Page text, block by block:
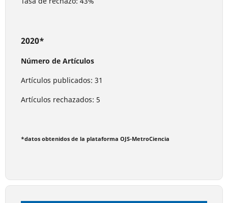
2020*
Número de Artículos
Artículos publicados: 31
Artículos rechazados: 5
*datos obtenidos de la plataforma OJS-MetroCiencia